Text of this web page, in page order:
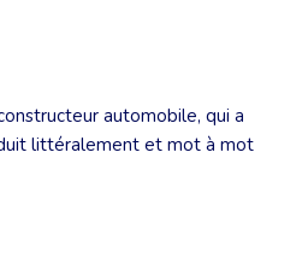
automobile, qui a
littéralement et mot à mot